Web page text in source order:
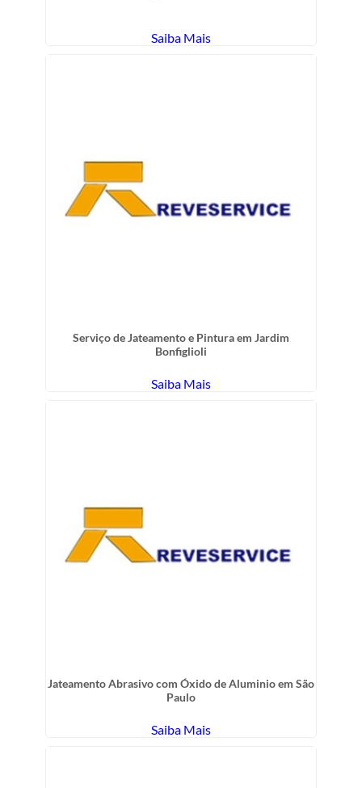
Saiba Mais
Serviço de Jateamento e Pintura em Jardim
Bonfiglioli
Saiba Mais
Jateamento Abrasivo com Óxido de Aluminio em São
Paulo
Saiba Mais